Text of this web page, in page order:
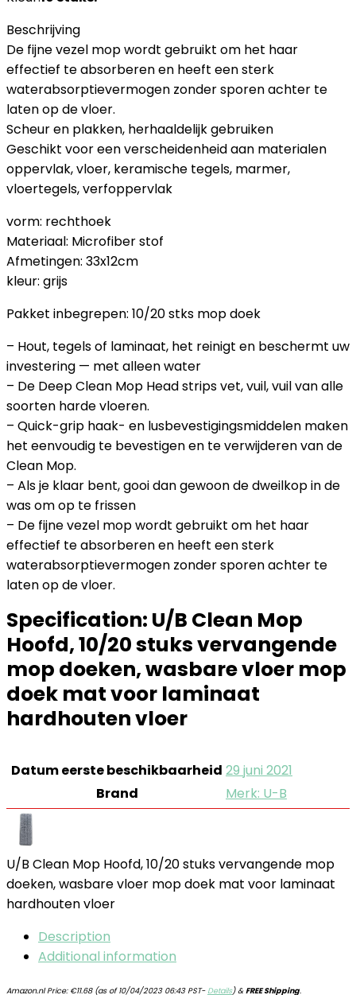
Beschrijving
De fijne vezel mop wordt gebruikt om het haar
effectief te absorberen en heeft een sterk
waterabsorptievermogen zonder sporen achter te
laten op de vloer.
Scheur en plakken, herhaaldelijk gebruiken
Geschikt voor een verscheidenheid aan materialen
oppervlak, vloer, keramische tegels, marmer,
vloertegels, verfoppervlak
vorm: rechthoek
Materiaal: Microfiber stof
Afmetingen: 33x12cm
kleur: grijs
Pakket inbegrepen: 10/20 stks mop doek
– Hout, tegels of laminaat, het reinigt en beschermt uw
investering — met alleen water
– De Deep Clean Mop Head strips vet, vuil, vuil van alle
soorten harde vloeren.
– Quick-grip haak- en lusbevestigingsmiddelen maken
het eenvoudig te bevestigen en te verwijderen van de
Clean Mop.
– Als je klaar bent, gooi dan gewoon de dweilkop in de
was om op te frissen
– De fijne vezel mop wordt gebruikt om het haar
effectief te absorberen en heeft een sterk
waterabsorptievermogen zonder sporen achter te
laten op de vloer.
Specification: U/B Clean Mop
Hoofd, 10/20 stuks vervangende
mop doeken, wasbare vloer mop
doek mat voor laminaat
hardhouten vloer
Datum eerste beschikbaarheid 29 juni 2021
Brand
Merk: U-B
U/B Clean Mop Hoofd, 10/20 stuks vervangende mop
doeken, wasbare vloer mop doek mat voor laminaat
hardhouten vloer
Description
Additional information
Amazon.nl Price: €11.68(as of 10/04/2023 06:43 PST- Details)&FREE Shipping.